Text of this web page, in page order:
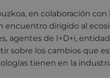
en colaboración con
encuentro dirigido al
agentes de I+D+i,
sobre los cambios que
tienen en la